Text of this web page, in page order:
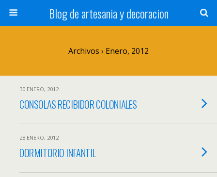
Blog de artesania y decoracion
Archivos › Enero, 2012
30 ENERO, 2012
CONSOLAS RECIBIDOR COLONIALES
28 ENERO, 2012
DORMITORIO INFANTIL